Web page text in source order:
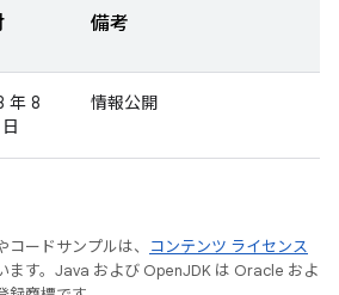
備考
年 8
情報公開
ードサンプルは、
コンテンツ ライセンス
ます。Java および OpenJDK は Oracle およ